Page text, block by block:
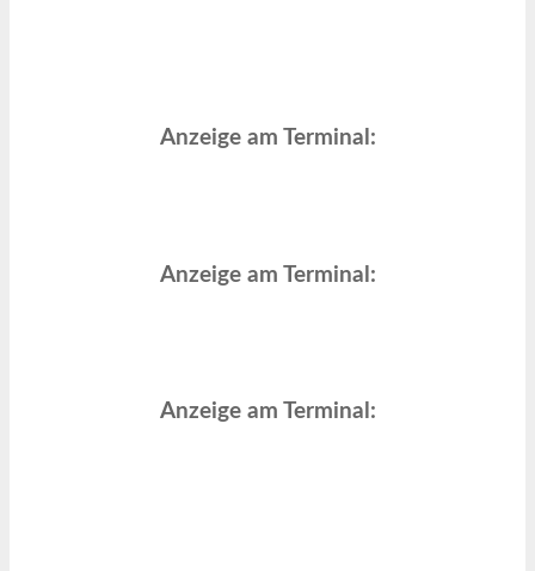
Anzeige am Terminal:
Anzeige am Terminal:
Anzeige am Terminal: